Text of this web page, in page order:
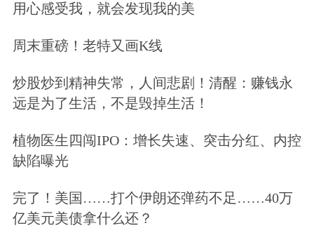
设和先导验证，加快星载智算芯片、星
间激光通信等技术攻关，多项星座组网
型在轨部署稳步推进，产学研深化合
据中国信通院云大所数据中心部副主任
谢丽娜介绍，我国是率先实现太空计算
星座在轨组网运行的国家，在工程实践
用心感受我，就会发现我的美
周末重磅！老特又画K线
炒股炒到精神失常，人间悲剧！清醒：赚钱永
远是为了生活，不是毁掉生活！
植物医生四闯IPO：增长失速、突击分红、内控
缺陷曝光
完了！美国……打个伊朗还弹药不足……40万
亿美元美债拿什么还？